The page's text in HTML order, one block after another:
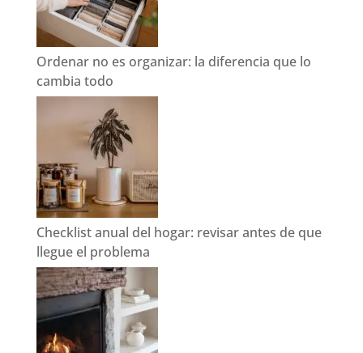
Ordenar no es organizar: la diferencia que lo
cambia todo
Checklist anual del hogar: revisar antes de que
llegue el problema